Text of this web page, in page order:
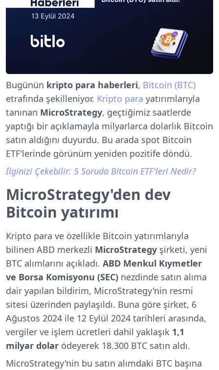
Bugünün kripto para haberleri, Bitcoin (BTC)
etrafında şekilleniyor. Kripto para yatırımlarıyla
tanınan MicroStrategy, geçtiğimiz saatlerde
yaptığı bir açıklamayla milyarlarca dolarlık Bitcoin
satın aldığını duyurdu. Bu arada spot Bitcoin
ETF'lerinde görünüm yeniden pozitife döndü.
İlginizi Çekebilir: 5 Soruda Bitcoin ETF'leri Nedir?
MicroStrategy'den dev
Bitcoin yatırımı
Kripto para ve özellikle Bitcoin yatırımlarıyla
bilinen ABD merkezli MicroStrategy şirketi, yeni
BTC alımlarını açıkladı. ABD Menkul Kıymetler
ve Borsa Komisyonu (SEC) nezdinde satın alıma
dair yapılan bildirim, MicroStrategy'nin resmi
sitesi üzerinden paylaşıldı. Buna göre şirket, 6
Ağustos 2024 ile 12 Eylül 2024 tarihleri arasında,
vergiler ve işlem ücretleri dahil yaklaşık 1,1
milyar dolar ödeyerek 18.300 BTC satın aldı.
MicroStrategy'nin bu satın alımdaki BTC başına